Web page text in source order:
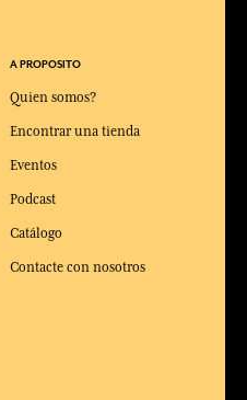
A PROPOSITO
Quien somos?
Encontrar una tienda
Eventos
Podcast
Catálogo
Contacte con nosotros